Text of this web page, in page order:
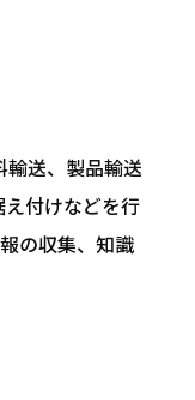
送、製品輸送
付けなどを行
の収集、知識